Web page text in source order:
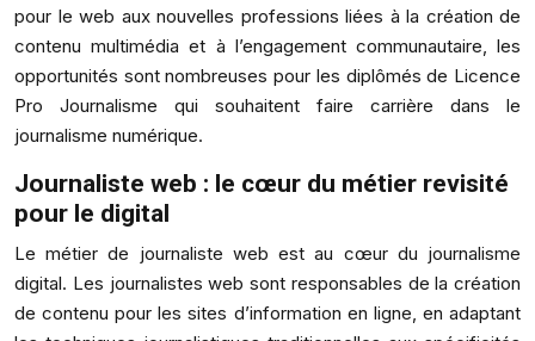
pour le web aux nouvelles professions liées à la création de
contenu multimédia et à l’engagement communautaire, les
opportunités sont nombreuses pour les diplômés de Licence
Pro Journalisme qui souhaitent faire carrière dans le
journalisme numérique.
Journaliste web : le cœur du métier revisité
pour le digital
Le métier de journaliste web est au cœur du journalisme
digital. Les journalistes web sont responsables de la création
de contenu pour les sites d’information en ligne, en adaptant